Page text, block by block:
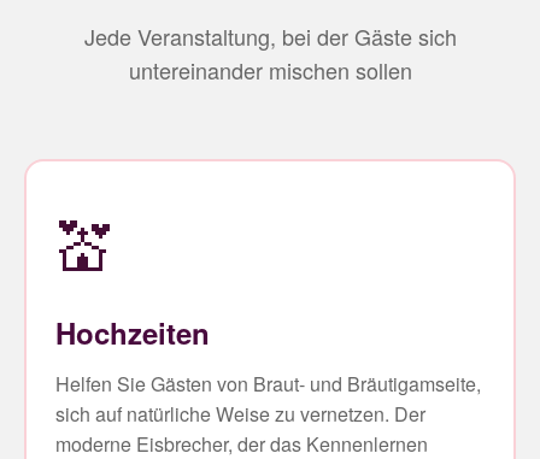
Jede Veranstaltung, bei der Gäste sich
untereinander mischen sollen
💒
Hochzeiten
Helfen Sie Gästen von Braut- und Bräutigamseite,
sich auf natürliche Weise zu vernetzen. Der
moderne Eisbrecher, der das Kennenlernen